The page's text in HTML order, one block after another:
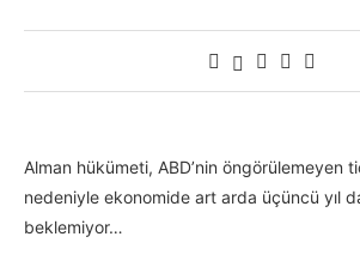
Alman hükümeti, ABD’nin öngörülemeyen
nedeniyle ekonomide art arda üçüncü yıl
beklemiyor…